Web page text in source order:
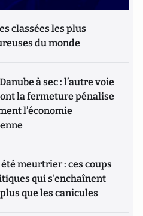
classées les plus
du monde
à sec : l’autre voie
la fermeture pénalise
l’économie
meurtrier : ces coups
qui s'enchaînent
que les canicules